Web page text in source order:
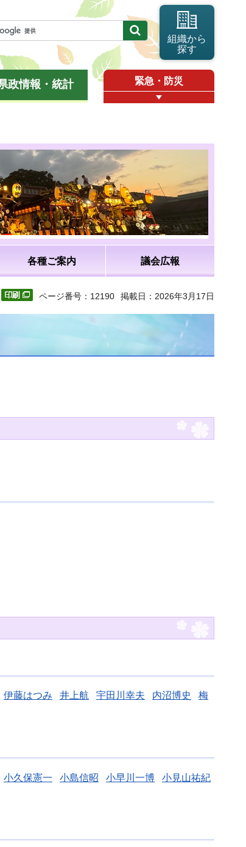
組織から
探す
政情報・統計 緊急・防災
各種ご案内 議会広報
ページ番号：12190 掲載日：2026年3月17日
伊藤はつみ 井上航 宇田川幸夫 内沼博史
梅
小久保憲一 小島信昭 小早川一博
小見山祐紀